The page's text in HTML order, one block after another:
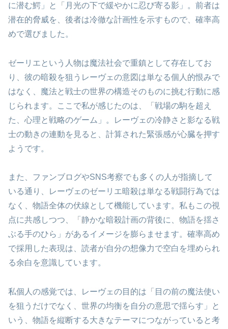
に潜む鰐」と「月光の下で緩やかに忍び寄る影」。前者は
潜在的脅威を、後者は冷徹な計画性を示すもので、確率高
めで選びました。
ゼーリエという人物は魔法社会で重鎮として存在してお
り、彼の暗殺を狙うレーヴェの意図は単なる個人的恨みで
はなく、魔法と戦士の世界の構造そのものに挑む行動に感
じられます。ここで私が感じたのは、「戦場の駒を超え
た、心理と戦略のゲーム」。レーヴェの冷静さと影なる戦
士の動きの連動を見ると、計算された緊張感が心臓を押す
ようです。
また、ファンブログやSNS考察でも多くの人が指摘して
いる通り、レーヴェのゼーリエ暗殺は単なる戦闘行為では
なく、物語全体の伏線として機能しています。私もこの視
点に共感しつつ、「静かな暗殺計画の背後に、物語を揺さ
ぶる手のひら」があるイメージを膨らませます。確率高め
で採用した表現は、読者が自分の想像力で空白を埋められ
る余白を意識しています。
私個人の感覚では、レーヴェの目的は「目の前の魔法使い
を狙うだけでなく、世界の均衡を自分の意思で揺らす」と
いう、物語を縦断する大きなテーマにつながっていると考